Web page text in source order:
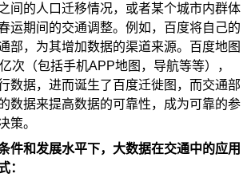
间的人口迁移情况，或者某个城市内群体
运期间的交通调整。例如，百度将自己的
部，为其增加数据的渠道来源。百度地图
次（包括手机APP地图，导航等等），
数据，进而诞生了百度迁徙图，而交通部
数据来提高数据的可靠性，成为可靠的参
策。
件和发展水平下，大数据在交通中的应用
：